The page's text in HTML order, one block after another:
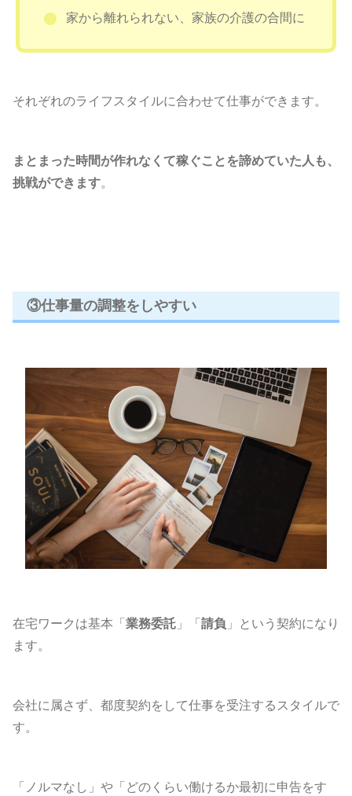
家から離れられない、家族の介護の合間に
それぞれのライフスタイルに合わせて仕事ができます。
まとまった時間が作れなくて稼ぐことを諦めていた人も、
挑戦ができます。
③仕事量の調整をしやすい
在宅ワークは基本「 業務委託 」「 請負 」という契約になり
ます。
会社に属さず、都度契約をして仕事を受注するスタイルで
す。
「ノルマなし」や「どのくらい働けるか最初に申告をす